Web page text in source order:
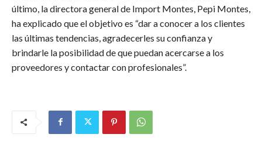
último, la directora general de Import Montes, Pepi Montes,
ha explicado que el objetivo es “dar a conocer a los clientes
las últimas tendencias, agradecerles su confianza y
brindarle la posibilidad de que puedan acercarse a los
proveedores y contactar con profesionales”.